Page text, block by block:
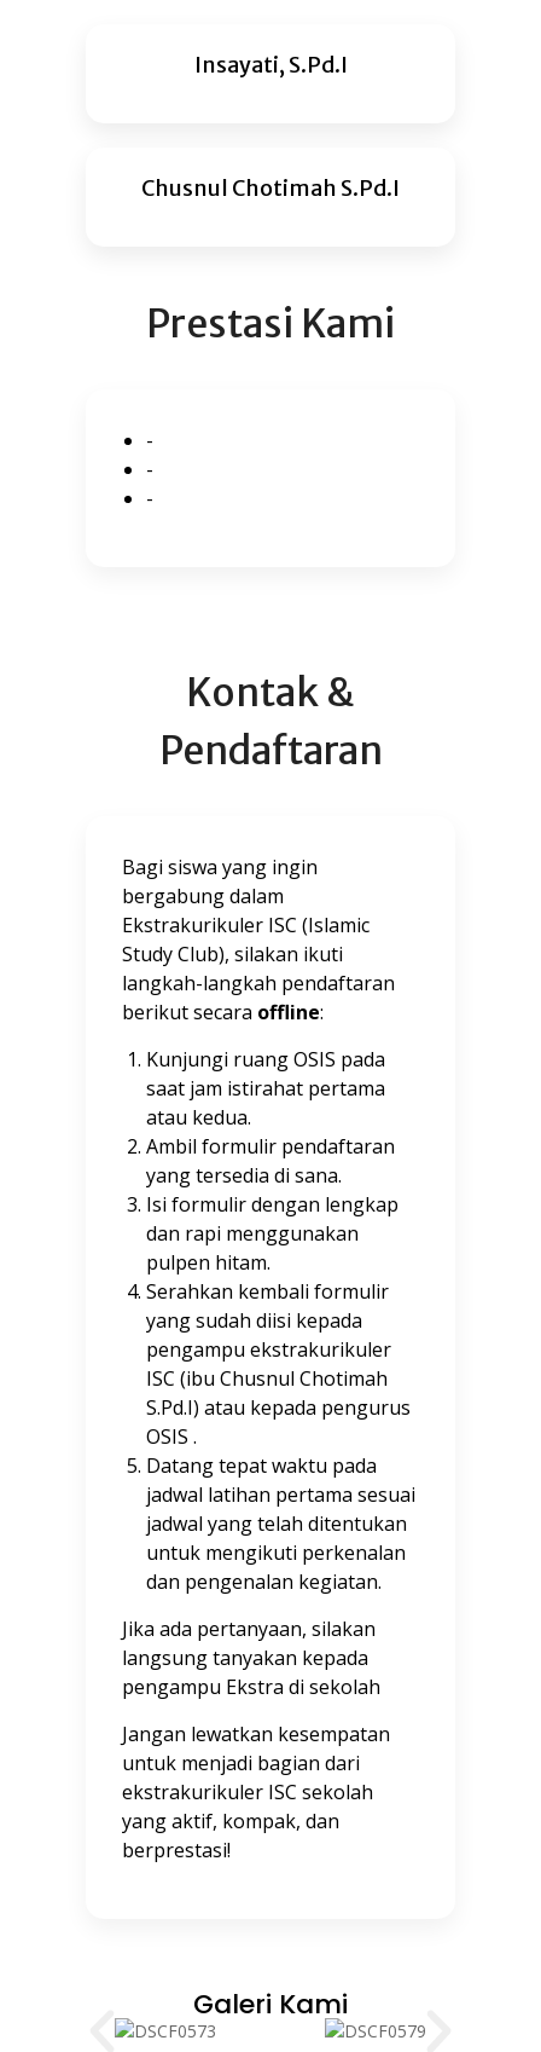
Insayati, S.Pd.I
Chusnul Chotimah S.Pd.I
Prestasi Kami
-
-
-
Kontak &
Pendaftaran
Bagi siswa yang ingin
bergabung dalam
Ekstrakurikuler ISC (Islamic
Study Club), silakan ikuti
langkah-langkah pendaftaran
berikut secara offline:
Kunjungi ruang OSIS pada
saat jam istirahat pertama
atau kedua.
Ambil formulir pendaftaran
yang tersedia di sana.
Isi formulir dengan lengkap
dan rapi menggunakan
pulpen hitam.
Serahkan kembali formulir
yang sudah diisi kepada
pengampu ekstrakurikuler
ISC (ibu Chusnul Chotimah
S.Pd.I) atau kepada pengurus
OSIS .
Datang tepat waktu pada
jadwal latihan pertama sesuai
jadwal yang telah ditentukan
untuk mengikuti perkenalan
dan pengenalan kegiatan.
Jika ada pertanyaan, silakan
langsung tanyakan kepada
pengampu Ekstra di sekolah
Jangan lewatkan kesempatan
untuk menjadi bagian dari
ekstrakurikuler ISC sekolah
yang aktif, kompak, dan
berprestasi!
Galeri Kami